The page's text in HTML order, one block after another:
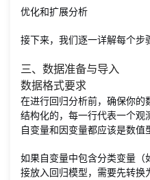
优化和扩展分析
接下来，我们逐一详解每个步
三、数据准备与导入
数据格式要求
在进行回归分析前，确保你的
结构化的，每一行代表一个观
自变量和因变量都应该是数值
如果自变量中包含分类变量（
接放入回归模型，需要先转换